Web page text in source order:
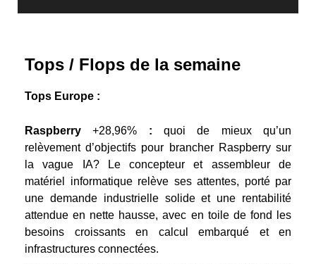
Tops / Flops de la semaine
Tops Europe :
Raspberry+28,96% :quoi de mieux qu’un
relèvement d’objectifs pour brancher Raspberry sur
la vague IA? Le concepteur et assembleur de
matériel informatique relève ses attentes, porté par
une demande industrielle solide et une rentabilité
attendue en nette hausse, avec en toile de fond les
besoins croissants en calcul embarqué et en
infrastructures connectées.